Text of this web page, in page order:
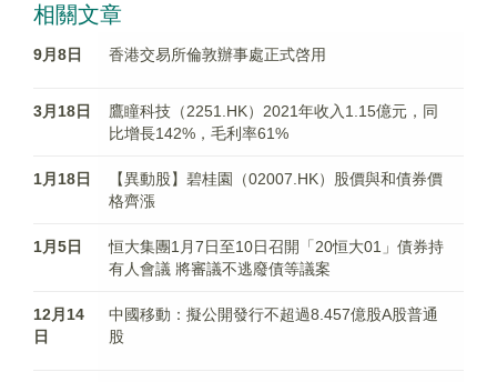
相關文章
9月8日 香港交易所倫敦辦事處正式啓用
3月18日
鷹瞳科技（2251.HK）2021年收入1.15億元，同
比增長142%，毛利率61%
1月18日
【異動股】碧桂園（02007.HK）股價與和債券價
格齊漲
1月5日
恒大集團1月7日至10日召開「20恒大01」債券持
有人會議 將審議不逃廢債等議案
12月14
日
中國移動：擬公開發行不超過8.457億股A股普通
股